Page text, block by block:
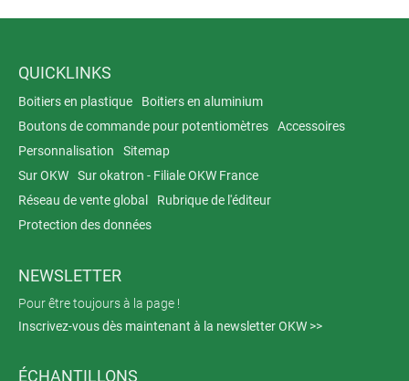
QUICKLINKS
Boitiers en plastique
Boitiers en aluminium
Boutons de commande pour potentiomètres
Accessoires
Personnalisation
Sitemap
Sur OKW
Sur okatron - Filiale OKW France
Réseau de vente global
Rubrique de l'éditeur
Protection des données
NEWSLETTER
Pour être toujours à la page !
Inscrivez-vous dès maintenant à la newsletter OKW >>
ÉCHANTILLONS